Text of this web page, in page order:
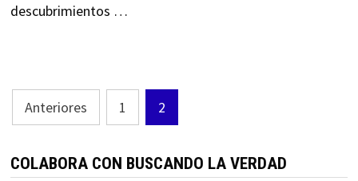
descubrimientos …
Paginación
de
entradas
Anteriores 1 2
COLABORA CON BUSCANDO LA VERDAD